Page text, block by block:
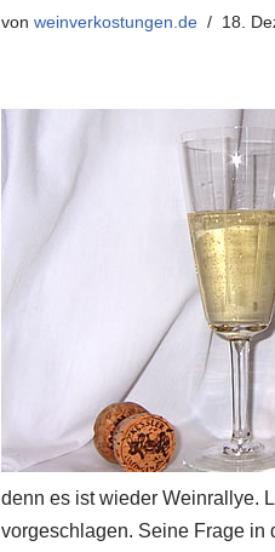
von weinverkostungen.de 18.
denn es ist wieder Weinrallye.
vorgeschlagen. Seine Frage in